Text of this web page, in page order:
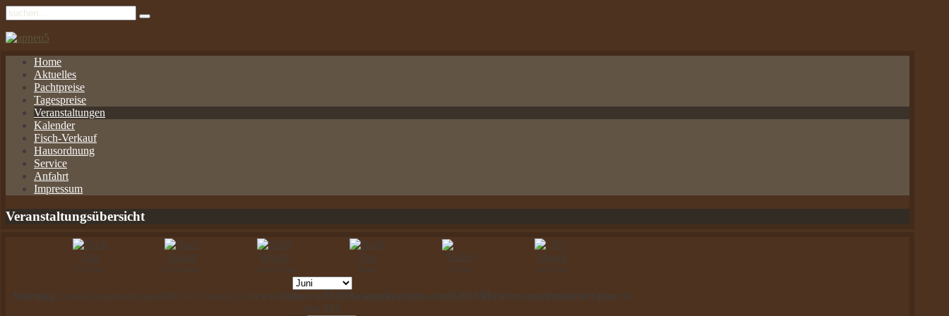
Home
Aktuelles
Pachtpreise
Tagespreise
Veranstaltungen
Kalender
Fisch-Verkauf
Hausordnung
Service
Anfahrt
Impressum
Veranstaltungsübersicht
Suche
Warning : Invalid argument supplied for foreach() in /www/htdocs/w014f18a/angelparadies-viedt2016/libraries/cms/html/select.php on
line
571